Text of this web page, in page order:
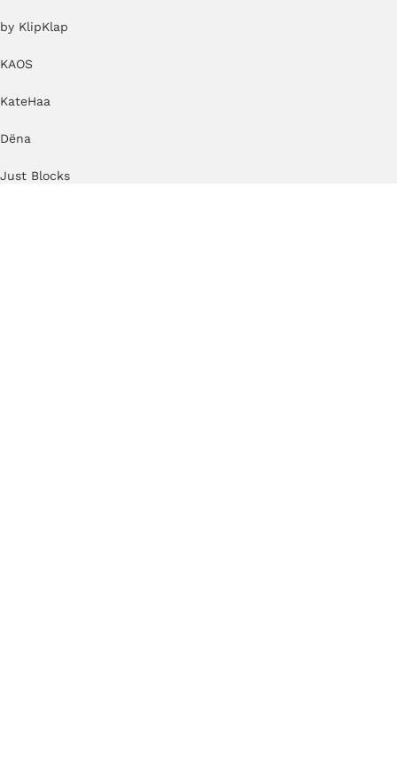
by KlipKlap
KAOS
KateHaa
Dëna
Just Blocks